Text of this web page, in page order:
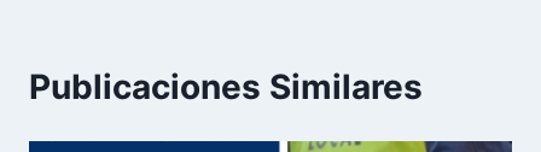
Publicaciones Similares